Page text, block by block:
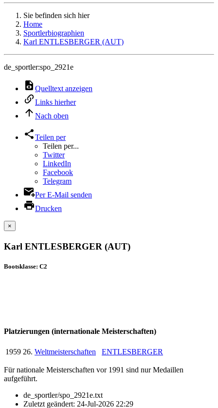
Sie befinden sich hier
Home
Sportlerbiographien
Karl ENTLESBERGER (AUT)
de_sportler:spo_2921e
Quelltext anzeigen
Links hierher
Nach oben
Teilen per
Teilen per...
Twitter
LinkedIn
Facebook
Telegram
Per E-Mail senden
Drucken
×
Karl ENTLESBERGER (AUT)
Bootsklasse: C2
Platzierungen (internationale Meisterschaften)
1959 26. Weltmeisterschaften ENTLESBERGER
Für nationale Meisterschaften vor 1991 sind nur Medaillen
aufgeführt.
de_sportler/spo_2921e.txt
Zuletzt geändert: 24-Jul-2026 22:29